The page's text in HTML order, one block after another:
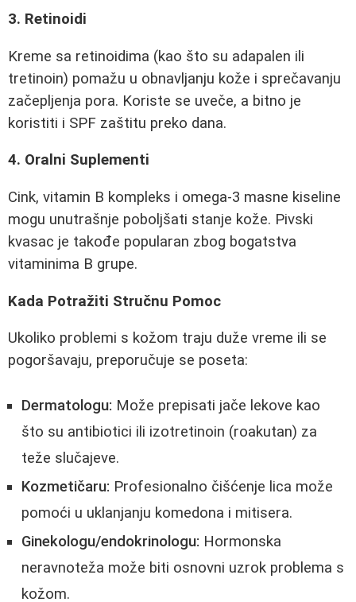
3. Retinoidi
Kreme sa retinoidima (kao što su adapalen ili
tretinoin) pomažu u obnavljanju kože i sprečavanju
začepljenja pora. Koriste se uveče, a bitno je
koristiti i SPF zaštitu preko dana.
4. Oralni Suplementi
Cink, vitamin B kompleks i omega-3 masne kiseline
mogu unutrašnje poboljšati stanje kože. Pivski
kvasac je takođe popularan zbog bogatstva
vitaminima B grupe.
Kada Potražiti Stručnu Pomoc
Ukoliko problemi s kožom traju duže vreme ili se
pogoršavaju, preporučuje se poseta:
Dermatologu: Može prepisati jače lekove kao
što su antibiotici ili izotretinoin (roakutan) za
teže slučajeve.
Kozmetičaru: Profesionalno čišćenje lica može
pomoći u uklanjanju komedona i mitisera.
Ginekologu/endokrinologu: Hormonska
neravnoteža može biti osnovni uzrok problema s
kožom.